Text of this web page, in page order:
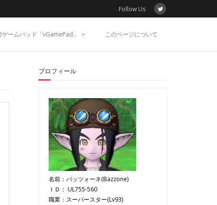
Follow Us
ゲームパッド「vGamePad」 このページについて
プロフィール
名前： バッツォーネ(Bazzone)
ＩＤ： UL755-560
職業：スーパースター(Lv93)